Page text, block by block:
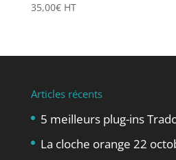
35,00€ HT
Articles récents
5 meilleurs plug-ins
La cloche orange 22